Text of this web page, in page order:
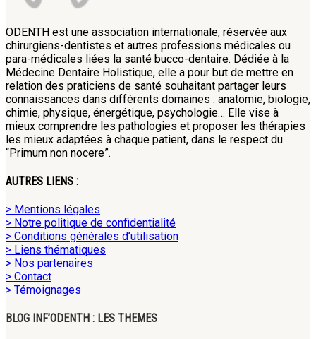
ODENTH est une association internationale, réservée aux
chirurgiens-dentistes et autres professions médicales ou
para-médicales liées la santé bucco-dentaire. Dédiée à la
Médecine Dentaire Holistique, elle a pour but de mettre en
relation des praticiens de santé souhaitant partager leurs
connaissances dans différents domaines : anatomie, biologie,
chimie, physique, énergétique, psychologie… Elle vise à
mieux comprendre les pathologies et proposer les thérapies
les mieux adaptées à chaque patient, dans le respect du
“Primum non nocere”.
AUTRES LIENS :
> Mentions légales
> Notre politique de confidentialité
> Conditions générales d’utilisation
> Liens thématiques
> Nos partenaires
> Contact
> Témoignages
BLOG INF’ODENTH : LES THEMES